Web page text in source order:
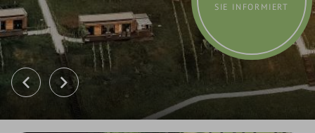
SIE INFORMIERT